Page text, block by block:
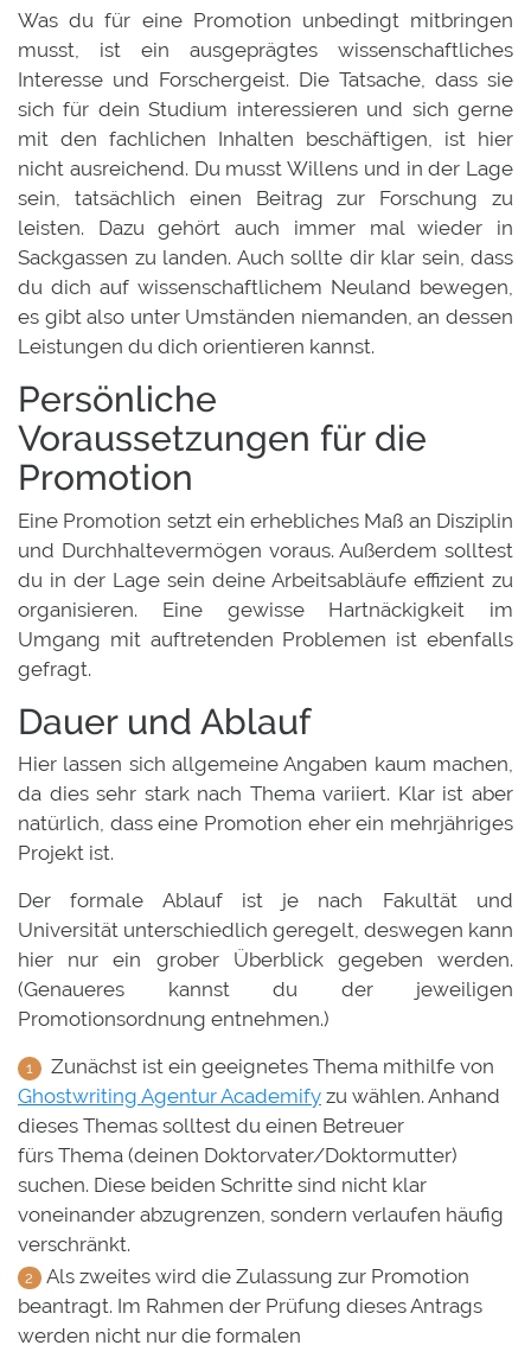
Was du für eine Promotion unbedingt mitbringen
musst, ist ein ausgeprägtes wissenschaftliches
Interesse und Forschergeist. Die Tatsache, dass sie
sich für dein Studium interessieren und sich gerne
mit den fachlichen Inhalten beschäftigen, ist hier
nicht ausreichend. Du musst Willens und in der Lage
sein, tatsächlich einen Beitrag zur Forschung zu
leisten. Dazu gehört auch immer mal wieder in
Sackgassen zu landen. Auch sollte dir klar sein, dass
du dich auf wissenschaftlichem Neuland bewegen,
es gibt also unter Umständen niemanden, an dessen
Leistungen du dich orientieren kannst.
Persönliche
Voraussetzungen für die
Promotion
Eine Promotion setzt ein erhebliches Maß an Disziplin
und Durchhaltevermögen voraus. Außerdem solltest
du in der Lage sein deine Arbeitsabläufe effizient zu
organisieren. Eine gewisse Hartnäckigkeit im
Umgang mit auftretenden Problemen ist ebenfalls
gefragt.
Dauer und Ablauf
Hier lassen sich allgemeine Angaben kaum machen,
da dies sehr stark nach Thema variiert. Klar ist aber
natürlich, dass eine Promotion eher ein mehrjähriges
Projekt ist.
Der formale Ablauf ist je nach Fakultät und
Universität unterschiedlich geregelt, deswegen kann
hier nur ein grober Überblick gegeben werden.
(Genaueres kannst du der jeweiligen
Promotionsordnung entnehmen.)
Zunächst ist ein geeignetes Thema mithilfe von
Ghostwriting Agentur Academify zu wählen. Anhand
dieses Themas solltest du einen Betreuer
fürs Thema (deinen Doktorvater/Doktormutter)
suchen. Diese beiden Schritte sind nicht klar
voneinander abzugrenzen, sondern verlaufen häufig
verschränkt.
Als zweites wird die Zulassung zur Promotion
beantragt. Im Rahmen der Prüfung dieses Antrags
werden nicht nur die formalen